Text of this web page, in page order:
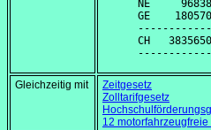
NE
GE
CH
Gleichzeitig mit
Zeitgesetz
Zolltarifgesetz
12